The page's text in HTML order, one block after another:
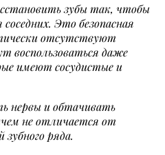
зубы так, чтобы
Это безопасная
отсутствуют
воспользоваться даже
имеют сосудистые и
нервы и обтачивать
не отличается от
ряда.